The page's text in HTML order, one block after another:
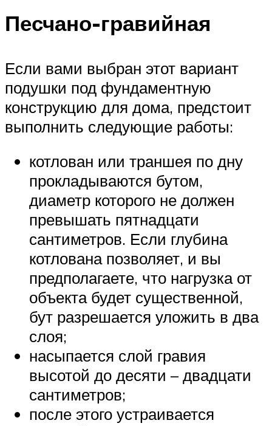
Песчано-гравийная
Если вами выбран этот вариант
подушки под фундаментную
конструкцию для дома, предстоит
выполнить следующие работы:
котлован или траншея по дну
прокладываются бутом,
диаметр которого не должен
превышать пятнадцати
сантиметров. Если глубина
котлована позволяет, и вы
предполагаете, что нагрузка от
объекта будет существенной,
бут разрешается уложить в два
слоя;
насыпается слой гравия
высотой до десяти – двадцати
сантиметров;
после этого устраивается